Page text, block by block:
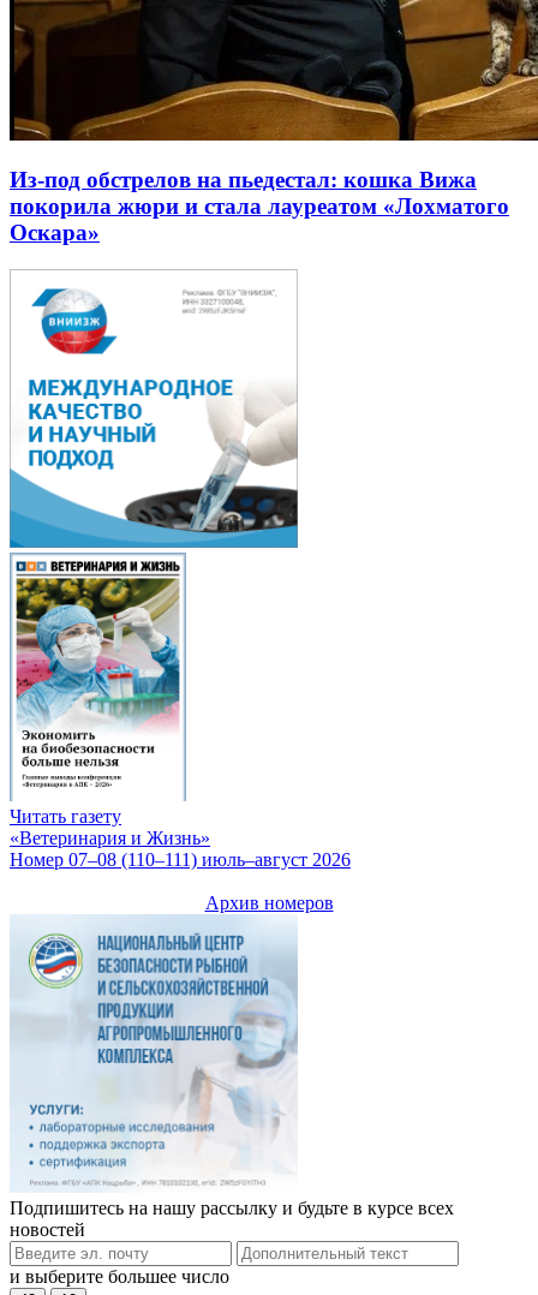
Из-под обстрелов на пьедестал: кошка Вижа
покорила жюри и стала лауреатом «Лохматого
Оскара»
Читать газету
«Ветеринария и Жизнь»
Номер 07–08 (110–111) июль–август 2026
Архив номеров
Подпишитесь на нашу рассылку и будьте в курсе всех
новостей
и выберите большее число